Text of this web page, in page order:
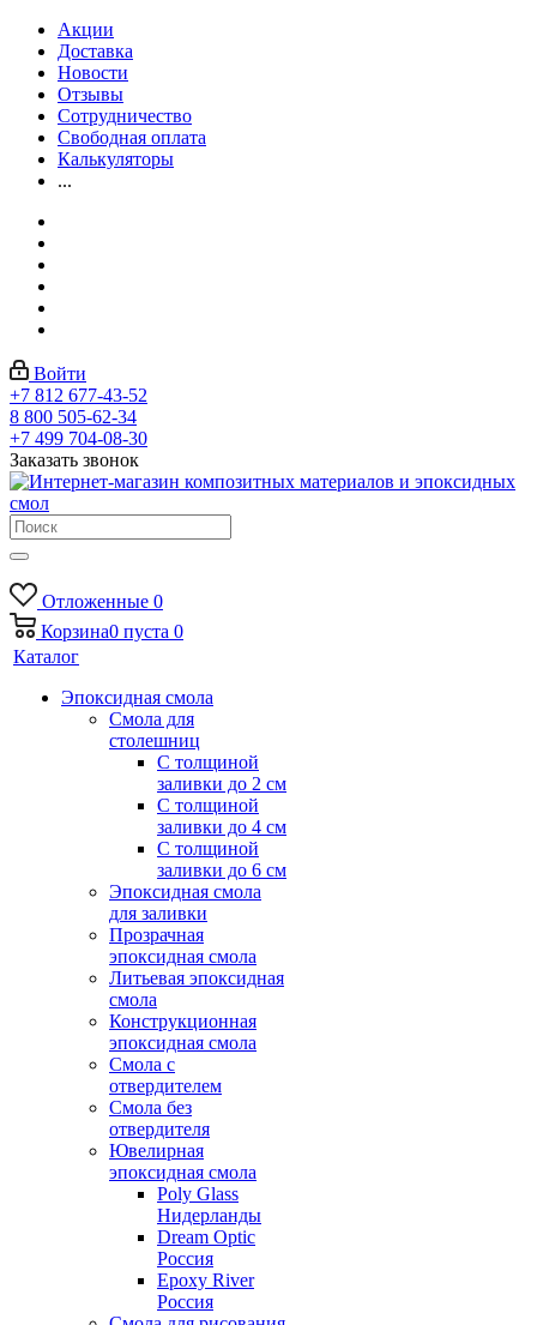
Акции
Доставка
Новости
Отзывы
Сотрудничество
Свободная оплата
Калькуляторы
...
Войти
+7 812 677-43-52
8 800 505-62-34
+7 499 704-08-30
Заказать звонок
Отложенные 0
Корзина0 пуста 0
Каталог
Эпоксидная смола
Смола для
столешниц
С толщиной
заливки до 2 см
С толщиной
заливки до 4 см
С толщиной
заливки до 6 см
Эпоксидная смола
для заливки
Прозрачная
эпоксидная смола
Литьевая эпоксидная
смола
Конструкционная
эпоксидная смола
Смола с
отвердителем
Смола без
отвердителя
Ювелирная
эпоксидная смола
Poly Glass
Нидерланды
Dream Optic
Россия
Epoxy River
Россия